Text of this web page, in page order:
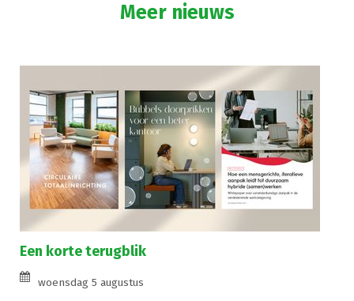
Meer nieuws
Een korte terugblik
woensdag 5 augustus